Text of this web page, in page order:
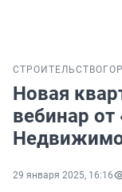
СТРОИТЕЛЬСТВО
Новая
вебинар от
29 января 2025, 16:16